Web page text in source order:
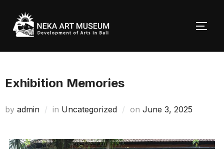
content
Exhibition Memories
by admin in Uncategorized on Posted
June 3, 2025